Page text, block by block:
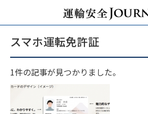
スマホ運転免許証
スマホ運転免許証
1件の記事が見つかりました。